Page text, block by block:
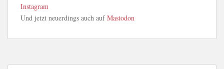
Instagram
Und jetzt neuerdings auch aufMastodon